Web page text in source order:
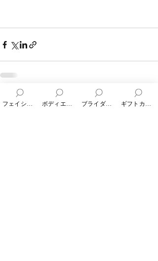
最新記事 すべて表示
ブライダルエステ